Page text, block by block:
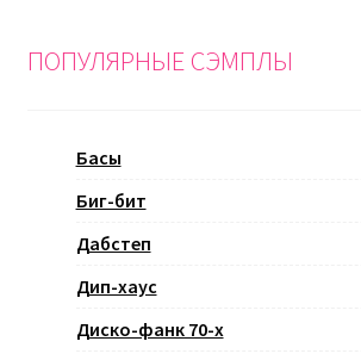
ПОПУЛЯРНЫЕ СЭМПЛЫ
Басы
Биг-бит
Дабстеп
Дип-хаус
Диско-фанк 70-х